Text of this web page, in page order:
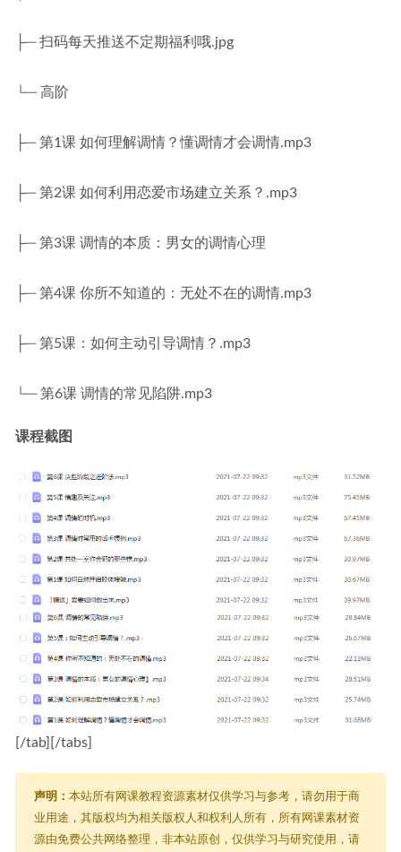
├─ 扫码每天推送不定期福利哦.jpg
└─ 高阶
├─ 第1课 如何理解调情？懂调情才会调情.mp3
├─ 第2课 如何利用恋爱市场建立关系？.mp3
├─ 第3课 调情的本质：男女的调情心理
├─ 第4课 你所不知道的：无处不在的调情.mp3
├─ 第5课：如何主动引导调情？.mp3
└─ 第6课 调情的常见陷阱.mp3
课程截图
[/tab][/tabs]
声明： 本站所有网课教程资源素材仅供学习与参考，请勿用于商
业用途，其版权均为相关版权人和权利人所有，所有网课素材资
源由免费公共网络整理，非本站原创，仅供学习与研究使用，请